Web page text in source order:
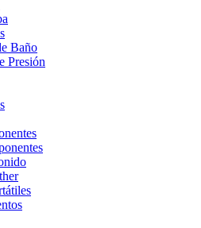
Baño
Presión